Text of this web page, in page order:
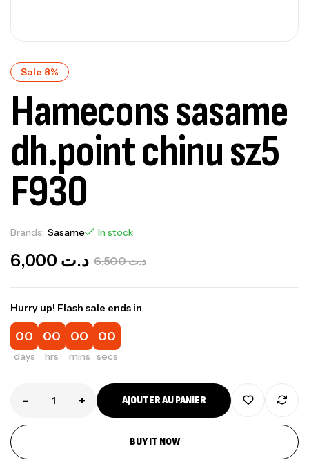
Sale 8%
Hamecons sasame
dh.point chinu sz5
F930
Brands: Sasame In stock
د.ت6,500 د.ت
Hurry up! Flash sale ends in
00
days
00
hrs
00
mins
00
secs
- + AJOUTER AU PANIER
BUY IT NOW